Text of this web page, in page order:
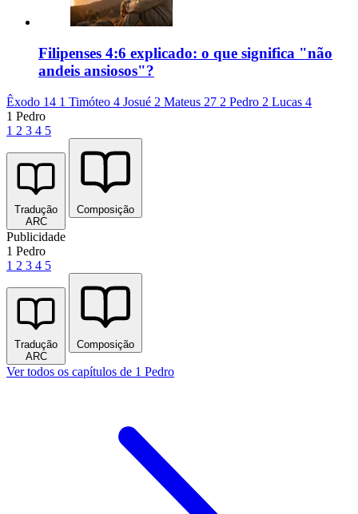
Filipenses 4:6 explicado: o que significa "não
andeis ansiosos"?
Êxodo 14 1 Timóteo 4 Josué 2 Mateus 27 2 Pedro 2 Lucas 4
1 Pedro
1 2 3 4 5
Tradução
ARC
Composição
Publicidade
1 Pedro
1 2 3 4 5
Tradução
ARC
Composição
Ver todos os capítulos de 1 Pedro